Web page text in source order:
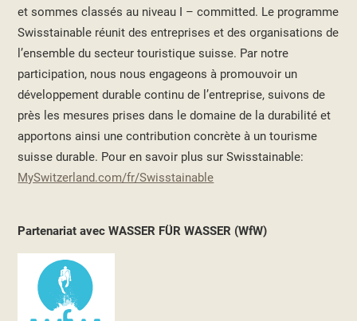
et sommes classés au niveau I – committed. Le programme
Swisstainable réunit des entreprises et des organisations de
l’ensemble du secteur touristique suisse. Par notre
participation, nous nous engageons à promouvoir un
développement durable continu de l’entreprise, suivons de
près les mesures prises dans le domaine de la durabilité et
apportons ainsi une contribution concrète à un tourisme
suisse durable. Pour en savoir plus sur Swisstainable:
MySwitzerland.com/fr/Swisstainable
Partenariat avec WASSER FÜR WASSER (WfW)